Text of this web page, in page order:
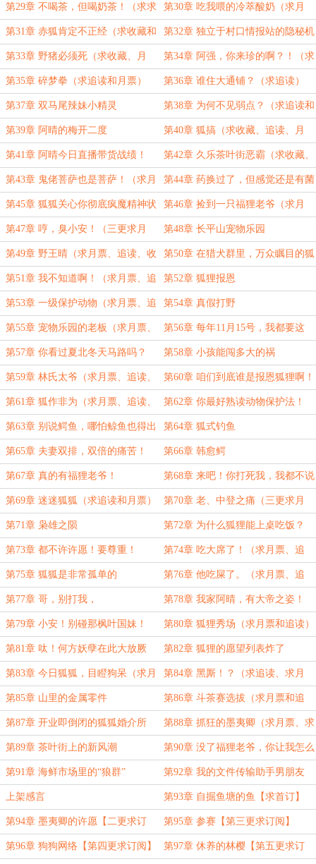
（求收藏、月票、追读） 了！
第29章 不喝茶，但喝奶茶！（求求
读者老爷们的收藏、月票、追读、本
章说）
第30章 吃我喂的冷萃酸奶（求月
票）
第31章 赤狐肯定不正经（求收藏和
月票、追读）
第32章 独立于村口情报站的隐秘机
构（求月票和收藏、追读）
第33章 野猪必须死（求收藏、月
票）
第34章 阿强，你来珍的啊？！（求
追读）
第35章 碎梦拳（求追读和月票） 第36章 谁住大通铺？（求追读）
第37章 双马尾辣妹小精灵 第38章 为何不见弱点？（求追读和
月票）
第39章 阿晴的梅开二度 第40章 狐搞（求收藏、追读、月
票）
第41章 阿晴今日直播带货战绩！ 第42章 久乐茶叶街恶霸（求收藏、
追读、月票）
第43章 鬼佬菩萨也是菩萨！（求月
票和追读）
第44章 药换过了，但感觉还是有菌
子
第45章 狐狐关心你彻底疯魔精神状
态
第46章 捡到一只福狸老爷（求月
票、追读、收藏）
第47章 哼，臭小安！（三更求月
票、追读、收藏）
第48章 长平山宠物乐园
第49章 野王晴（求月票、追读、收
藏）
第50章 在猎犬群里，万众瞩目的狐
狸
第51章 我不知道啊！（求月票、追
读）
第52章 狐狸报恩
第53章 一级保护动物（求月票、追
读、收藏）
第54章 真假打野
第55章 宠物乐园的老板（求月票、
追读、收藏）
第56章 每年11月15号，我都要这
个！
第57章 你看过夏北冬天马路吗？
（求追读、月票、收藏）
第58章 小孩能闯多大的祸
第59章 林氏太爷（求月票、追读、
收藏）
第60章 咱们到底谁是报恩狐狸啊！
第61章 狐作非为（求月票、追读、
收藏）
第62章 你最好熟读动物保护法！
第63章 别说鳄鱼，哪怕鲸鱼也得出
来【求追读】
第64章 狐式钓鱼
第65章 夫妻双排，双倍的痛苦！ 第66章 韩愈鳄
第67章 真的有福狸老爷！ 第68章 来吧！你打死我，我都不说
的！
第69章 迷迷狐狐（求追读和月票） 第70章 老、中登之痛（三更求月
票、追读）
第71章 枭雄之陨 第72章 为什么狐狸能上桌吃饭？
（求月票、追读、打赏）
第73章 都不许许愿！要尊重！ 第74章 吃大席了！（求月票、追
读、收藏）
第75章 狐狐是非常孤单的 第76章 他吃屎了。（求月票、追
读）
第77章 哥，别打我， 第78章 我家阿晴，有大帝之姿！
（求求月票和追读）
第79章 小安！别碰那枫叶国妹！ 第80章 狐狸秀场（求月票和追读）
第81章 呔！何方妖孽在此大放厥
词！
第82章 狐狸的愿望列表炸了
第83章 今日狐狐，目瞪狗呆（求月
票、追读）
第84章 黑厮！？（求追读、求月
票）
第85章 山里的金属零件 第86章 斗茶赛选拔（求月票和追
读）
第87章 开业即倒闭的狐狐婚介所 第88章 抓狂的墨夷卿（求月票、求
追读）
第89章 茶叶街上的新风潮 第90章 没了福狸老爷，你让我怎么
办啊！（求月票、追读）
第91章 海鲜市场里的“狼群” 第92章 我的文件传输助手男朋友
（求追读、月票）
上架感言 第93章 自掘鱼塘的鱼【求首订】
第94章 墨夷卿的许愿【二更求订
阅】
第95章 参赛【第三更求订阅】
第96章 狗狗网络【第四更求订阅】 第97章 休养的林樱【第五更求订